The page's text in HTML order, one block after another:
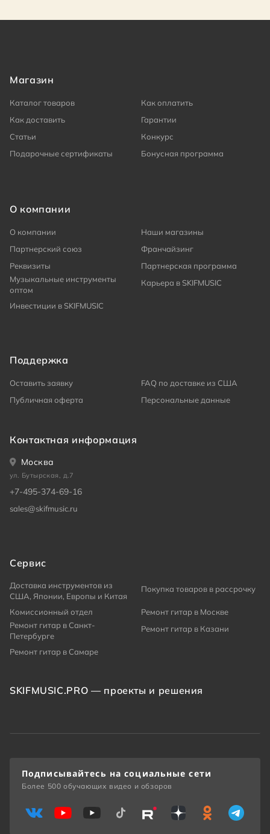
Магазин
Каталог товаров
Как оплатить
Как доставить
Гарантии
Статьи
Конкурс
Подарочные сертификаты
Бонусная программа
О компании
О компании
Наши магазины
Партнерский союз
Франчайзинг
Реквизиты
Партнерская программа
Музыкальные инструменты
оптом
Карьера в SKIFMUSIC
Инвестиции в SKIFMUSIC
Поддержка
Оставить заявку
FAQ по доставке из США
Публичная оферта
Персональные данные
Контактная информация
Москва
ул. Бутырская, д.7
+7-495-374-69-16
sales@skifmusic.ru
Сервис
Доставка инструментов из
США, Японии, Европы и Китая
Покупка товаров в рассрочку
Комиссионный отдел
Ремонт гитар в Москве
Ремонт гитар в Санкт-
Петербурге
Ремонт гитар в Казани
Ремонт гитар в Самаре
SKIFMUSIC.PRO — проекты и решения
Подписывайтесь на социальные сети
Более 500 обучающих видео и обзоров